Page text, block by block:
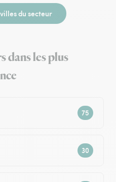
du secteur
dans les plus